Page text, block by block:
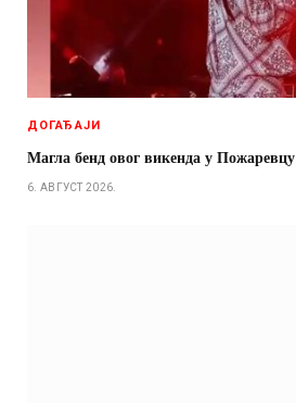
ДОГАЂАЈИ
Магла бенд овог викенда у Пожаревцу
6. АВГУСТ 2026.